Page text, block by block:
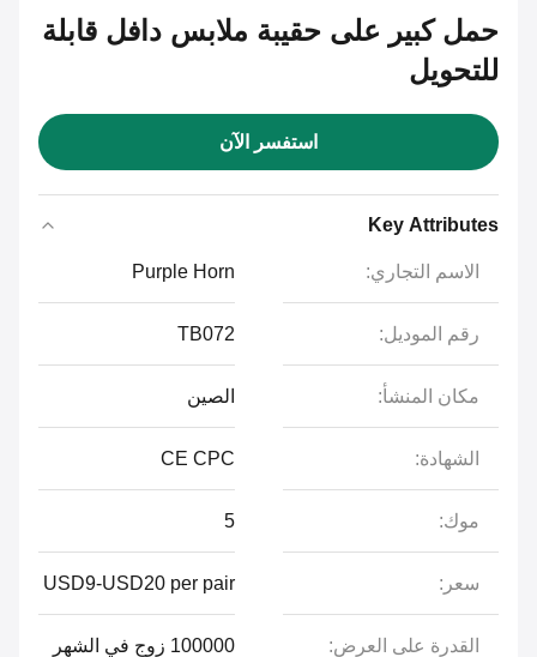
حمل كبير على حقيبة ملابس دافل قابلة
للتحويل
استفسر الآن
Key Attributes
الاسم التجاري: Purple Horn
رقم الموديل: TB072
مكان المنشأ: الصين
الشهادة: CE CPC
موك:
سعر: USD9-USD20 per pair
القدرة على العرض: 100000 زوج في الشهر